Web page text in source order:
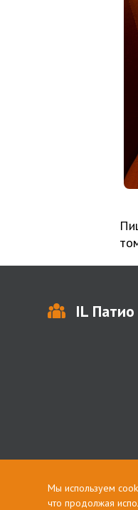
IL Патио
Мы используем
что продолжая